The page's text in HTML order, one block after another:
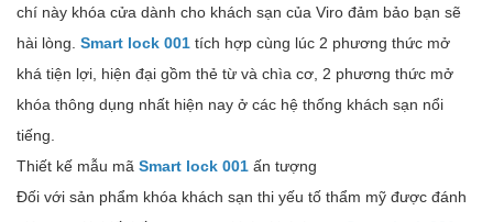
chí này khóa cửa dành cho khách sạn của Viro đảm bảo bạn sẽ
hài lòng. Smart lock 001 tích hợp cùng lúc 2 phương thức mở
khá tiện lợi, hiện đại gồm thẻ từ và chìa cơ, 2 phương thức mở
khóa thông dụng nhất hiện nay ở các hệ thống khách sạn nổi
tiếng.
Thiết kế mẫu mã Smart lock 001 ấn tượng
Đối với sản phẩm khóa khách sạn thi yếu tố thẩm mỹ được đánh